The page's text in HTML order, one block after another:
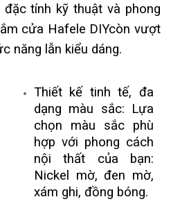
tính kỹ thuật và phong
cửa Hafele DIYcòn vượt
năng lẫn kiểu dáng.
Thiết kế tinh tế, đa
dạng màu sắc: Lựa
chọn màu sắc phù
hợp với phong cách
nội thất của bạn:
Nickel mờ, đen mờ,
xám ghi, đồng bóng.